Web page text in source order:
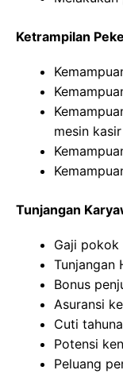
Ketrampilan
mesin kasir
Tunjangan
Gaji pokok
Tunjangan
Bonus
Asuransi
Cuti
Potensi
Peluang